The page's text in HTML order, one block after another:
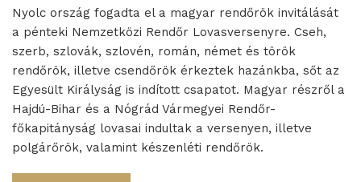
Nyolc ország fogadta el a magyar rendőrök invitálását
a pénteki Nemzetközi Rendőr Lovasversenyre. Cseh,
szerb, szlovák, szlovén, román, német és török
rendőrök, illetve csendőrök érkeztek hazánkba, sőt az
Egyesült Királyság is indított csapatot. Magyar részről a
Hajdú-Bihar és a Nógrád Vármegyei Rendőr-
főkapitányság lovasai indultak a versenyen, illetve
polgárőrök, valamint készenléti rendőrök.